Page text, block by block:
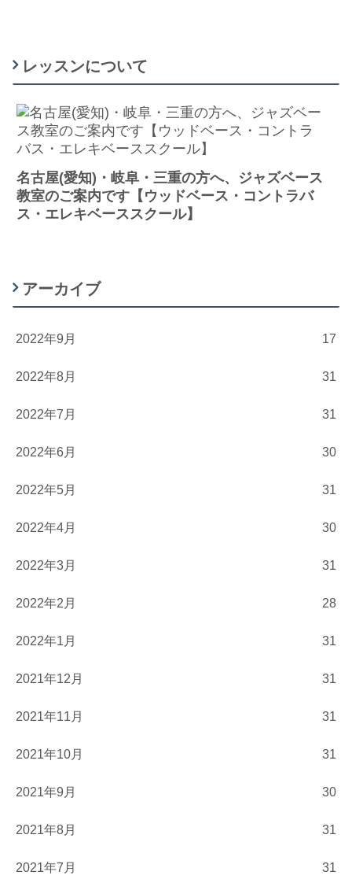
レッスンについて
名古屋(愛知)・岐阜・三重の方へ、ジャズベース
教室のご案内です【ウッドベース・コントラバ
ス・エレキベーススクール】
アーカイブ
2022年9月 17
2022年8月 31
2022年7月 31
2022年6月 30
2022年5月 31
2022年4月 30
2022年3月 31
2022年2月 28
2022年1月 31
2021年12月 31
2021年11月 31
2021年10月 31
2021年9月 30
2021年8月 31
2021年7月 31